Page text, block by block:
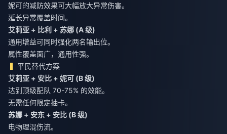
妮可的减防效果可大幅放大异常伤害。
延长异常覆盖时间。
艾莉亚 + 比利 + 苏娜 (A 级)
通用增益可同时强化两名输出位。
属性覆盖面广，通用性强。
平民替代方案
艾莉亚 + 安比 + 妮可 (B 级)
达到顶级配队 70-75% 的效能。
无需任何限定抽卡。
苏娜 + 安东 + 安比 (B 级)
电物理混伤流。